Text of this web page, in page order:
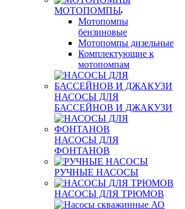
МОТОПОМПЫ
Мотопомпы
бензиновые
Мотопомпы дизельные
Комплектующие к
мотопомпам
НАСОСЫ ДЛЯ
БАССЕЙНОВ И ДЖАКУЗИ
НАСОСЫ ДЛЯ
ФОНТАНОВ
РУЧНЫЕ НАСОСЫ
НАСОСЫ ДЛЯ ТРЮМОВ